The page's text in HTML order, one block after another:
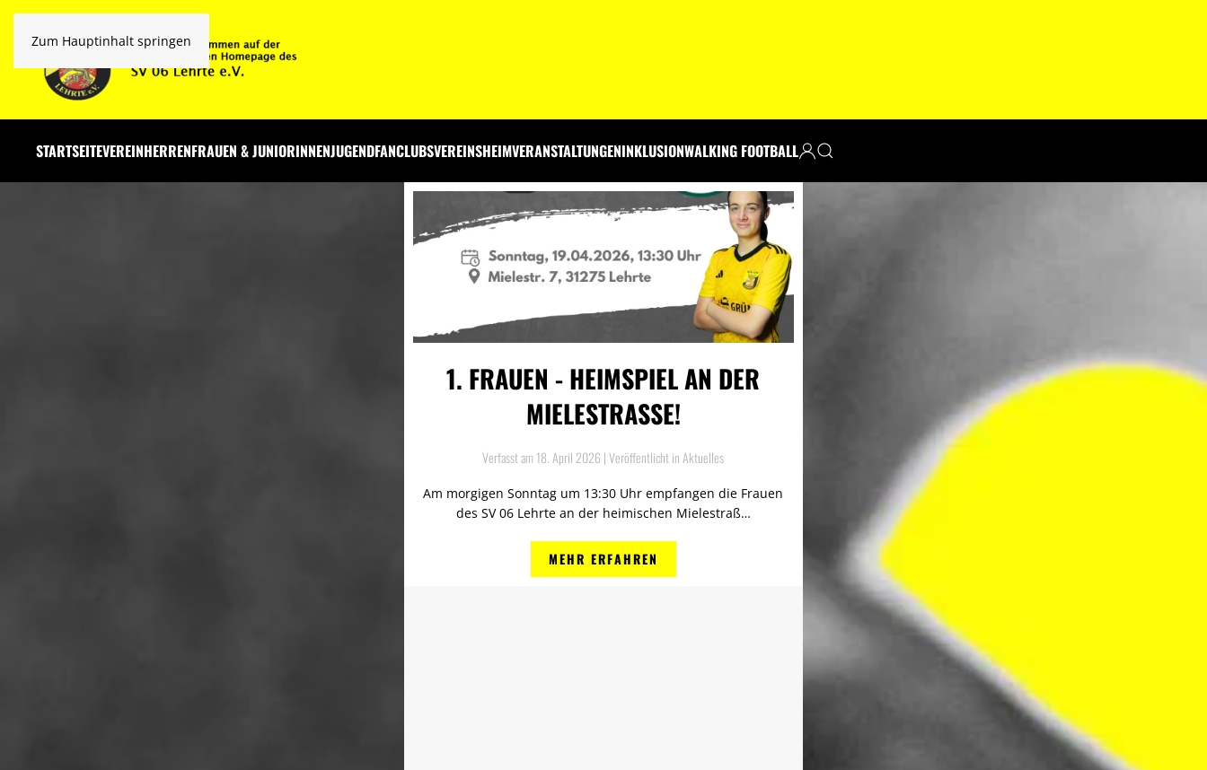
Zum Hauptinhalt springen
STARTSEITEVEREINHERRENFRAUEN & JUNIORINNENJUGENDFANCLUBSVEREINSHEIMVERANSTALTUNGENINKLUSIONWALKING FOOTBALL
1. FRAUEN - HEIMSPIEL AN DER
MIELESTRASSE!
Verfasst am 18. April 2026 | Veröffentlicht inAktuelles
Am morgigen Sonntag um 13:30 Uhr empfangen die Frauen
des SV 06 Lehrte an der heimischen Mielestraß…
MEHR ERFAHREN
THEKENSANIERUNG BEGINNT
Verfasst am17. April 2026
Am gestrigen Donnerstag haben unsere
den kompletten Thekenbereich ausgeräumt. Ab…